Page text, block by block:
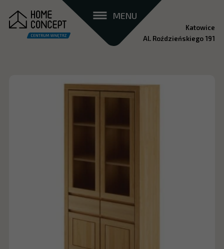
MENU
Katowice
Al. Roździeńskiego 191